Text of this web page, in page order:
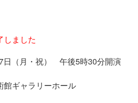
しました
（月・祝） 午後5時30分開演
ギャラリーホール